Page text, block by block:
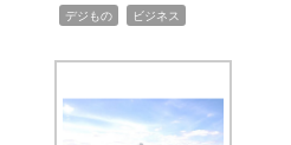
デジもの ビジネス